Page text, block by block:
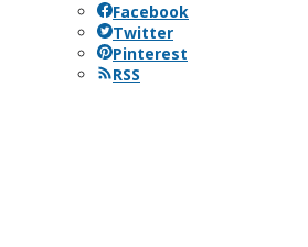
Facebook
Twitter
Pinterest
RSS